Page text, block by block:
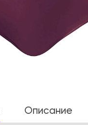
Описание